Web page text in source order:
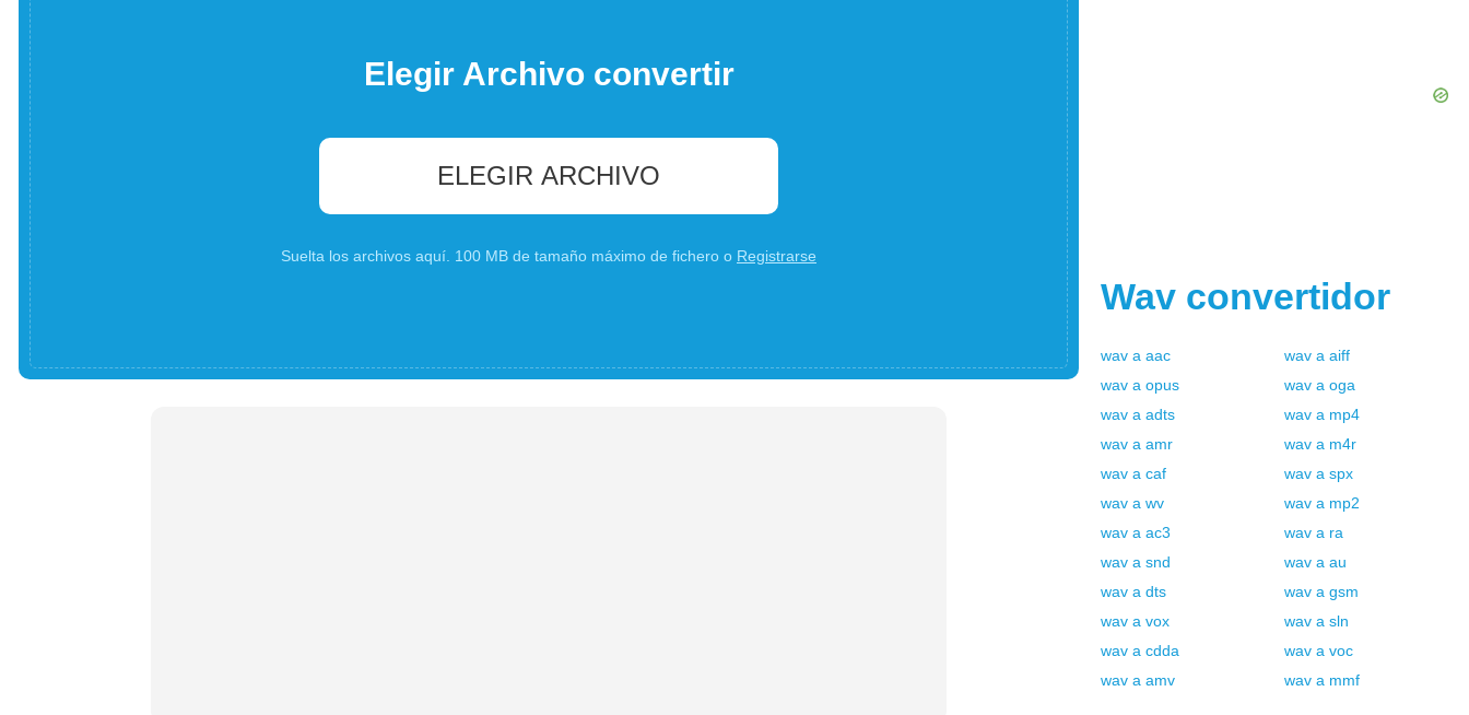
Elegir Archivo convertir
ELEGIR ARCHIVO
Suelta los archivos aquí. 100 MB de tamaño máximo de fichero o Registrarse
Wav convertidor
wav a aac wav a aiff
wav a opus wav a oga
wav a adts wav a mp4
wav a amr wav a m4r
wav a caf wav a spx
wav a wv wav a mp2
wav a ac3 wav a ra
wav a snd wav a au
wav a dts wav a gsm
wav a vox wav a sln
wav a cdda wav a voc
wav a amv wav a mmf